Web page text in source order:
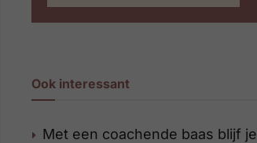
Ook interessant
Met een coachende baas blijf je